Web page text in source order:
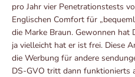
pro Jahr vier Penetrationstests
Englischen Comfort für
die Marke Braun. Gewonnen hat
ja vielleicht hat er ist frei. Diese
die Werbung für andere
DS-GVO tritt dann funktionierts